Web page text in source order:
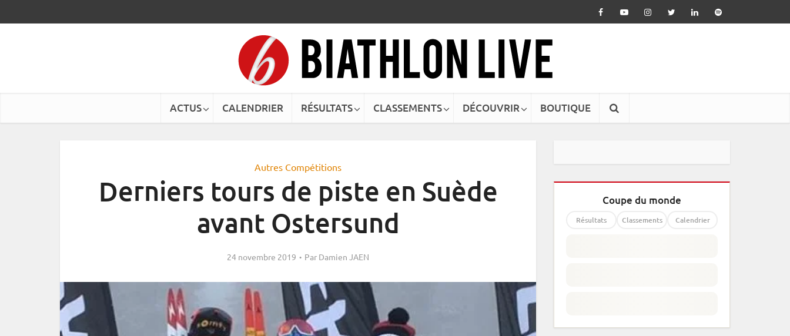
ACTUS CALENDRIER RÉSULTATS CLASSEMENTS DÉCOUVRIR BOUTIQUE
Autres Compétitions
Derniers tours de piste en Suède
avant Ostersund
24 novembre 2019 Par Damien JAEN
Coupe du monde
Résultats Classements Calendrier